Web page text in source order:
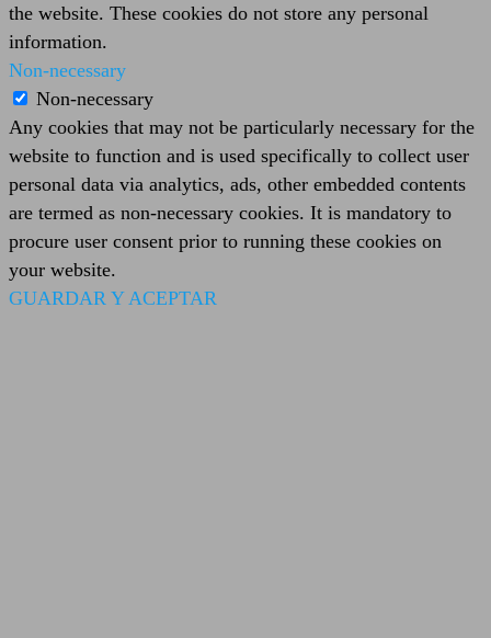
the website. These cookies do not store any personal
information.
Non-necessary
Non-necessary
Any cookies that may not be particularly necessary for the
website to function and is used specifically to collect user
personal data via analytics, ads, other embedded contents
are termed as non-necessary cookies. It is mandatory to
procure user consent prior to running these cookies on
your website.
GUARDAR Y ACEPTAR